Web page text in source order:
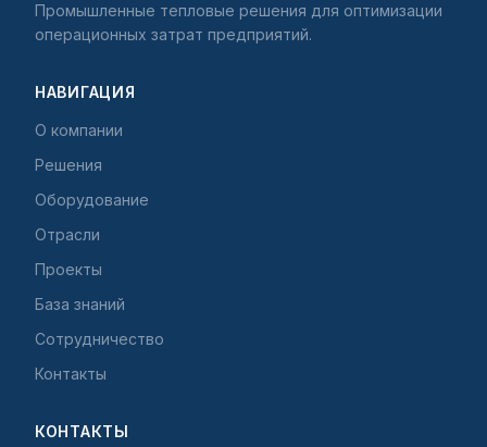
Промышленные тепловые решения для оптимизации
операционных затрат предприятий.
НАВИГАЦИЯ
О компании
Решения
Оборудование
Отрасли
Проекты
База знаний
Сотрудничество
Контакты
КОНТАКТЫ